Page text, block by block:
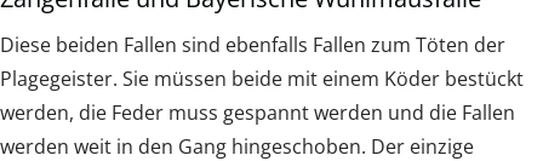
Diese beiden Fallen sind ebenfalls Fallen zum Töten der
Plagegeister. Sie müssen beide mit einem Köder bestückt
werden, die Feder muss gespannt werden und die Fallen
werden weit in den Gang hingeschoben. Der einzige